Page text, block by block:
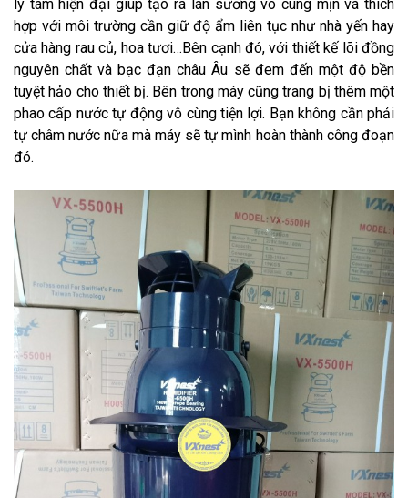
ly tâm hiện đại giúp tạo ra làn sương vô cùng mịn và thích
hợp với môi trường cần giữ độ ẩm liên tục như nhà yến hay
cửa hàng rau củ, hoa tươi…Bên cạnh đó, với thiết kế lõi đồng
nguyên chất và bạc đạn châu Âu sẽ đem đến một độ bền
tuyệt hảo cho thiết bị. Bên trong máy cũng trang bị thêm một
phao cấp nước tự động vô cùng tiện lợi. Bạn không cần phải
tự châm nước nữa mà máy sẽ tự mình hoàn thành công đoạn
đó.